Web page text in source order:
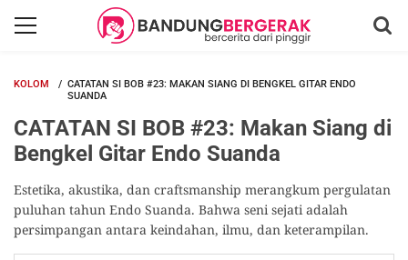
KOLOM
CATATAN SI BOB #23: MAKAN SIANG DI BENGKEL GITAR ENDO
SUANDA
CATATAN SI BOB #23: Makan Siang di
Bengkel Gitar Endo Suanda
Estetika, akustika, dan craftsmanship merangkum pergulatan
puluhan tahun Endo Suanda. Bahwa seni sejati adalah
persimpangan antara keindahan, ilmu, dan keterampilan.